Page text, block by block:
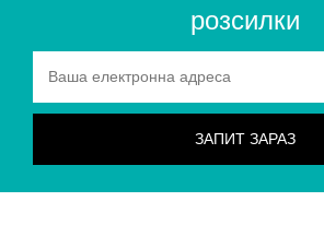
розсилки